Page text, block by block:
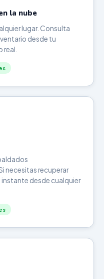
la nube
lugar. Consulta
desde tu
necesitas recuperar
desde cualquier